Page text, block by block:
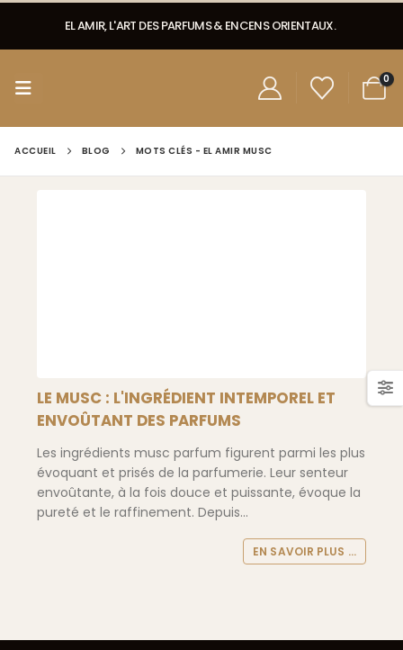
EL AMIR, L'ART DES PARFUMS & ENCENS ORIENTAUX.
0
ACCUEIL BLOG MOTS CLÉS - EL AMIR MUSC
LE MUSC : L'INGRÉDIENT INTEMPOREL ET
ENVOÛTANT DES PARFUMS
Les ingrédients musc parfum figurent parmi les plus
évoquant et prisés de la parfumerie. Leur senteur
envoûtante, à la fois douce et puissante, évoque la
pureté et le raffinement. Depuis...
EN SAVOIR PLUS ...